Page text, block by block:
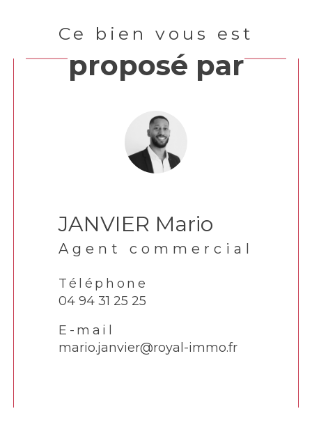
Ce bien vous est
proposé par
JANVIER Mario
Agent commercial
Téléphone
04 94 31 25 25
E-mail
mario.janvier@royal-immo.fr